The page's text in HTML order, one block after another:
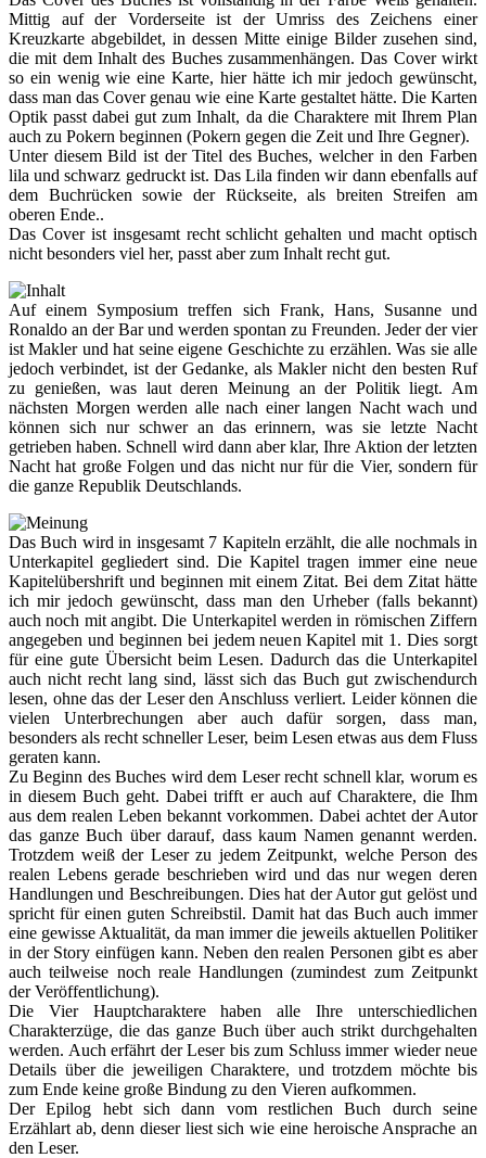
Mittig auf der Vorderseite ist der Umriss des Zeichens einer
Kreuzkarte abgebildet, in dessen Mitte einige Bilder zusehen sind,
die mit dem Inhalt des Buches zusammenhängen. Das Cover wirkt
so ein wenig wie eine Karte, hier hätte ich mir jedoch gewünscht,
dass man das Cover genau wie eine Karte gestaltet hätte. Die Karten
Optik passt dabei gut zum Inhalt, da die Charaktere mit Ihrem Plan
auch zu Pokern beginnen (Pokern gegen die Zeit und Ihre Gegner).
Unter diesem Bild ist der Titel des Buches, welcher in den Farben
lila und schwarz gedruckt ist. Das Lila finden wir dann ebenfalls auf
dem Buchrücken sowie der Rückseite, als breiten Streifen am
oberen Ende..
Das Cover ist insgesamt recht schlicht gehalten und macht optisch
nicht besonders viel her, passt aber zum Inhalt recht gut.
Auf einem Symposium treffen sich Frank, Hans, Susanne und
Ronaldo an der Bar und werden spontan zu Freunden. Jeder der vier
ist Makler und hat seine eigene Geschichte zu erzählen. Was sie alle
jedoch verbindet, ist der Gedanke, als Makler nicht den besten Ruf
zu genießen, was laut deren Meinung an der Politik liegt. Am
nächsten Morgen werden alle nach einer langen Nacht wach und
können sich nur schwer an das erinnern, was sie letzte Nacht
getrieben haben. Schnell wird dann aber klar, Ihre Aktion der letzten
Nacht hat große Folgen und das nicht nur für die Vier, sondern für
die ganze Republik Deutschlands.
Das Buch wird in insgesamt 7 Kapiteln erzählt, die alle nochmals in
Unterkapitel gegliedert sind. Die Kapitel tragen immer eine neue
Kapitelübershrift und beginnen mit einem Zitat. Bei dem Zitat hätte
ich mir jedoch gewünscht, dass man den Urheber (falls bekannt)
auch noch mit angibt. Die Unterkapitel werden in römischen Ziffern
angegeben und beginnen bei jedem neuen Kapitel mit 1. Dies sorgt
für eine gute Übersicht beim Lesen. Dadurch das die Unterkapitel
auch nicht recht lang sind, lässt sich das Buch gut zwischendurch
lesen, ohne das der Leser den Anschluss verliert. Leider können die
vielen Unterbrechungen aber auch dafür sorgen, dass man,
besonders als recht schneller Leser, beim Lesen etwas aus dem Fluss
geraten kann.
Zu Beginn des Buches wird dem Leser recht schnell klar, worum es
in diesem Buch geht. Dabei trifft er auch auf Charaktere, die Ihm
aus dem realen Leben bekannt vorkommen. Dabei achtet der Autor
das ganze Buch über darauf, dass kaum Namen genannt werden.
Trotzdem weiß der Leser zu jedem Zeitpunkt, welche Person des
realen Lebens gerade beschrieben wird und das nur wegen deren
Handlungen und Beschreibungen. Dies hat der Autor gut gelöst und
spricht für einen guten Schreibstil. Damit hat das Buch auch immer
eine gewisse Aktualität, da man immer die jeweils aktuellen Politiker
in der Story einfügen kann. Neben den realen Personen gibt es aber
auch teilweise noch reale Handlungen (zumindest zum Zeitpunkt
der Veröffentlichung).
Die Vier Hauptcharaktere haben alle Ihre unterschiedlichen
Charakterzüge, die das ganze Buch über auch strikt durchgehalten
werden. Auch erfährt der Leser bis zum Schluss immer wieder neue
Details über die jeweiligen Charaktere, und trotzdem möchte bis
zum Ende keine große Bindung zu den Vieren aufkommen.
Der Epilog hebt sich dann vom restlichen Buch durch seine
Erzählart ab, denn dieser liest sich wie eine heroische Ansprache an
den Leser.